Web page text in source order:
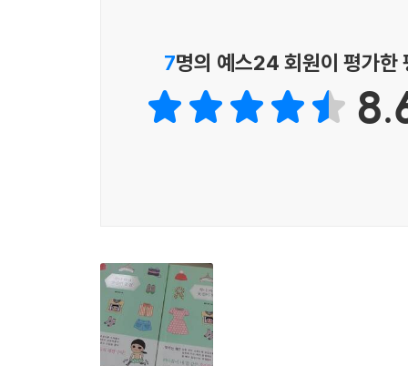
하지만 ‘패션 피플’들만이 ‘패션’을 두고 설레
있다면, ‘이 옷과 저 옷은 어울릴까?’ 따져본 적
비춰보는, 주변의 사소한 패션 촌평에도 귀가 쫑
의미이기 때문이다. 어떻게든 수를 써 한 템포 늦춰
작가는 때로 우리의 기분을 바꾸고, 자세를 바
옷차림부터 눈에 들어오듯, 옷은 단지 나를 감싸
그럼 옷 입기는 우리에게 어떤 즐거움을 줄 수 있
7명의 예스24 회원이 평가한